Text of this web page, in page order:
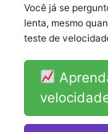
Você já se
lenta, mesmo
teste de